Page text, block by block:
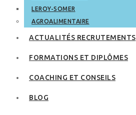
LEROY-SOMER
AGROALIMENTAIRE
ACTUALITÉS RECRUTEMENTS
FORMATIONS ET DIPLÔMES
COACHING ET CONSEILS
BLOG